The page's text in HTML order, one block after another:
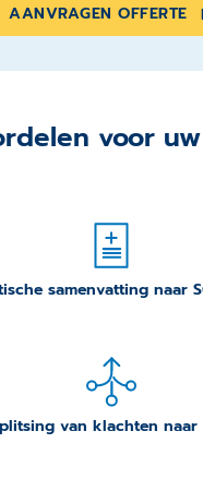
AANVRAGEN OFFERTE
voor
samenvatting naar
van klachten naar